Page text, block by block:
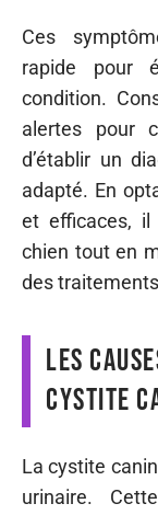
Ces
rapide pour
condition.
alertes pour
d’établir un
adapté. En
et efficaces, il
chien tout en
des
Les
cystite
La cystite
urinaire.